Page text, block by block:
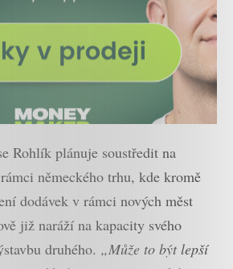
Rohlík plánuje soustředit na
německého trhu, kde kromě
dodávek v rámci nových měst
již naráží na kapacity svého
druhého. „Může to být lepší